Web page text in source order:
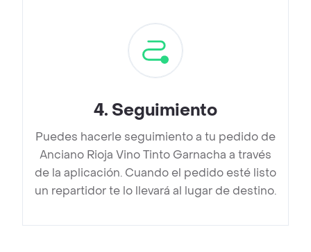
4. Seguimiento
Puedes hacerle seguimiento a tu pedido de
Anciano Rioja Vino Tinto Garnacha a través
de la aplicación. Cuando el pedido esté listo
un repartidor te lo llevará al lugar de destino.